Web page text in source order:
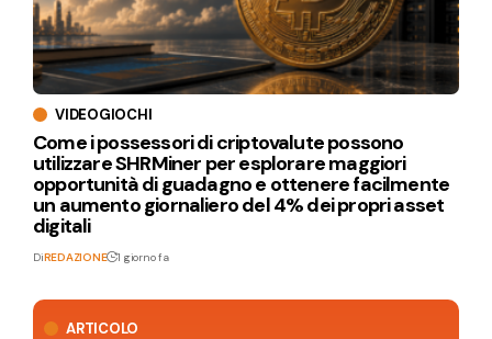
ARTICOLO
VIDEOGIOCHI
Come i possessori di criptovalute possono
utilizzare SHRMiner per esplorare maggiori
opportunità di guadagno e ottenere facilmente
un aumento giornaliero del 4% dei propri asset
digitali
DiREDAZIONE 1 giorno fa